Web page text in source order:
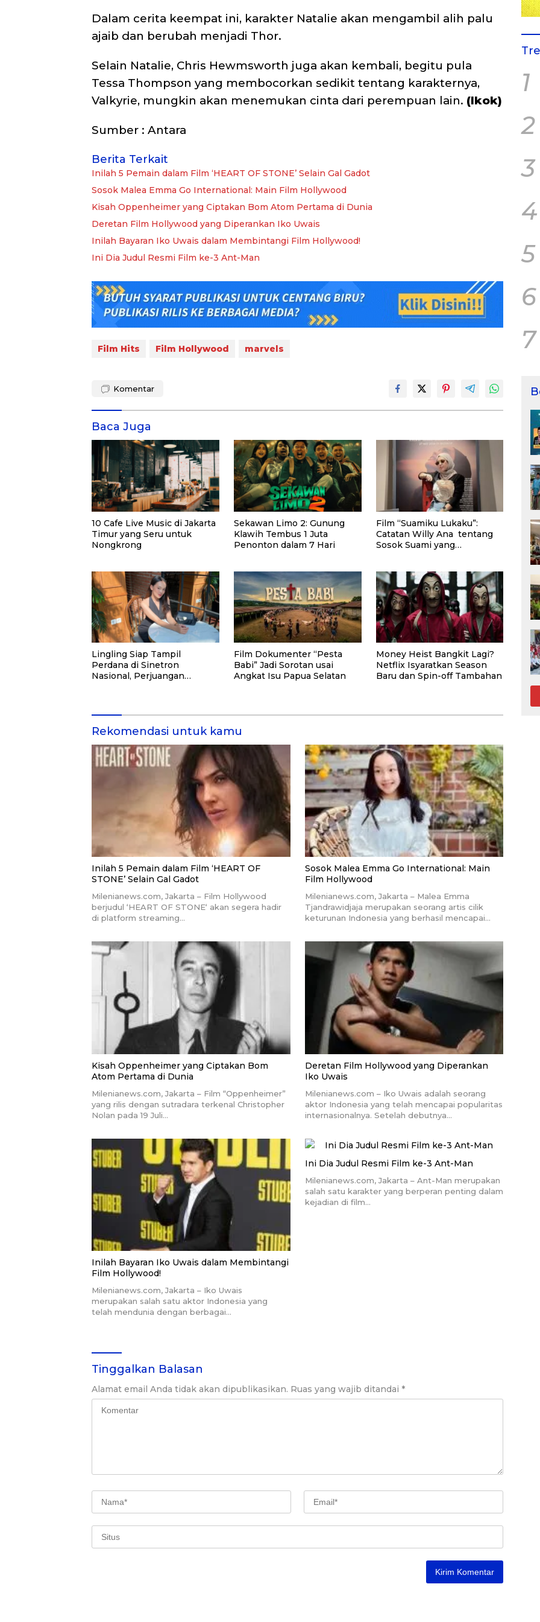
Dalam cerita keempat ini, karakter Natalie akan mengambil alih palu
ajaib dan berubah menjadi Thor.
Selain Natalie, Chris Hewmsworth juga akan kembali, begitu pula
Tessa Thompson yang membocorkan sedikit tentang karakternya,
Valkyrie, mungkin akan menemukan cinta dari perempuan lain. (Ikok)
Sumber : Antara
Berita Terkait
Inilah 5 Pemain dalam Film ‘HEART OF STONE’ Selain Gal Gadot
Sosok Malea Emma Go International: Main Film Hollywood
Kisah Oppenheimer yang Ciptakan Bom Atom Pertama di Dunia
Deretan Film Hollywood yang Diperankan Iko Uwais
Inilah Bayaran Iko Uwais dalam Membintangi Film Hollywood!
Ini Dia Judul Resmi Film ke-3 Ant-Man
Film Hits Film Hollywood marvels
Komentar
Baca Juga
10 Cafe Live Music di Jakarta
Timur yang Seru untuk
Nongkrong
Sekawan Limo 2: Gunung
Klawih Tembus 1 Juta
Penonton dalam 7 Hari
Film “Suamiku Lukaku”:
Catatan Willy Ana tentang
Sosok Suami yang
Lingling Siap Tampil
Perdana di Sinetron
Nasional, Perjuangan
Film Dokumenter “Pesta
Babi” Jadi Sorotan usai
Angkat Isu Papua Selatan
Money Heist Bangkit Lagi?
Netflix Isyaratkan Season
Baru dan Spin-off Tambahan
Rekomendasi untuk kamu
Inilah 5 Pemain dalam Film ‘HEART OF
STONE’ Selain Gal Gadot
Milenianews.com, Jakarta – Film Hollywood
berjudul ‘HEART OF STONE‘ akan segera hadir
di platform streaming…
Sosok Malea Emma Go International: Main
Film Hollywood
Milenianews.com, Jakarta – Malea Emma
Tjandrawidjaja merupakan seorang artis cilik
keturunan Indonesia yang berhasil mencapai…
Kisah Oppenheimer yang Ciptakan Bom
Atom Pertama di Dunia
Milenianews.com, Jakarta – Film “Oppenheimer”
yang rilis dengan sutradara terkenal Christopher
Nolan pada 19 Juli…
Deretan Film Hollywood yang Diperankan
Iko Uwais
Milenianews.com – Iko Uwais adalah seorang
aktor Indonesia yang telah mencapai popularitas
internasionalnya. Setelah debutnya…
Inilah Bayaran Iko Uwais dalam Membintangi
Film Hollywood!
Milenianews.com, Jakarta – Iko Uwais
merupakan salah satu aktor Indonesia yang
telah mendunia dengan berbagai…
Ini Dia Judul Resmi Film ke-3 Ant-Man
Milenianews.com, Jakarta – Ant-Man merupakan
salah satu karakter yang berperan penting dalam
kejadian di film…
Tinggalkan Balasan
Alamat email Anda tidak akan dipublikasikan. Ruas yang wajib ditandai *
1
2
3
4
5
6
7